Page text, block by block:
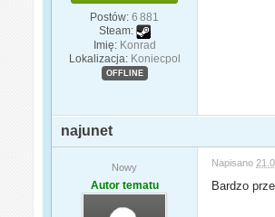
Postów: 6 881
Steam:
Imię: Konrad
Lokalizacja: Koniecpol
OFFLINE
najunet
Nowy
Autor tematu
Napisano
Bardzo